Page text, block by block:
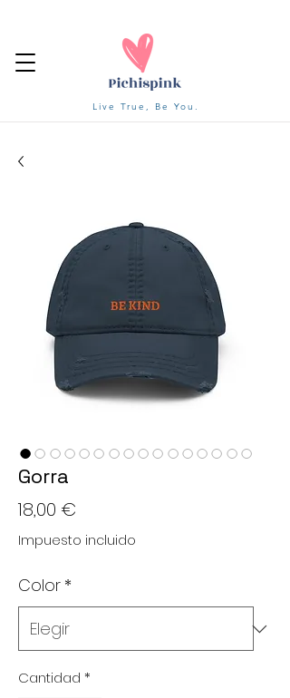
Live True, Be You.
Gorra
18,00 €
Impuesto incluido
Color *
Cantidad *